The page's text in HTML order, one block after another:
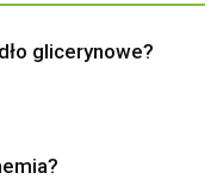
glicerynowe?